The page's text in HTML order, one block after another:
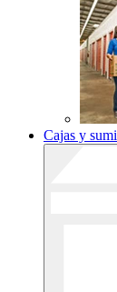
Cajas y